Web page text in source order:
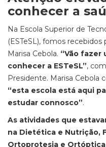
conhecer a
Na Escola Superior de
(ESTeSL), fomos
Marisa Cebola. “Vão fazer
conhecer a ESTeSL”,
Presidente. Marisa Cebola
“esta escola está aqui
estudar connosco”.
As atividades que
na Dietética e Nutrição,
Ortoprotesia e Ortóptica